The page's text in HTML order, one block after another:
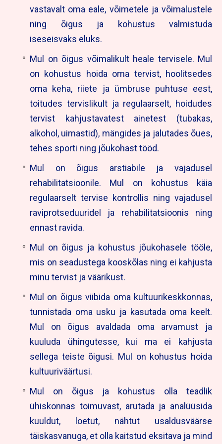
vastavalt oma eale, võimetele ja võimalustele
ning õigus ja kohustus valmistuda
iseseisvaks eluks.
Mul on õigus võimalikult heale tervisele. Mul
on kohustus hoida oma tervist, hoolitsedes
oma keha, riiete ja ümbruse puhtuse eest,
toitudes tervislikult ja regulaarselt, hoidudes
tervist kahjustavatest ainetest (tubakas,
alkohol, uimastid), mängides ja jalutades õues,
tehes sporti ning jõukohast tööd.
Mul on õigus arstiabile ja vajadusel
rehabilitatsioonile. Mul on kohustus käia
regulaarselt tervise kontrollis ning vajadusel
raviprotseduuridel ja rehabilitatsioonis ning
ennast ravida.
Mul on õigus ja kohustus jõukohasele tööle,
mis on seadustega kooskõlas ning ei kahjusta
minu tervist ja väärikust.
Mul on õigus viibida oma kultuurikeskkonnas,
tunnistada oma usku ja kasutada oma keelt.
Mul on õigus avaldada oma arvamust ja
kuuluda ühingutesse, kui ma ei kahjusta
sellega teiste õigusi. Mul on kohustus hoida
kultuuriväärtusi.
Mul on õigus ja kohustus olla teadlik
ühiskonnas toimuvast, arutada ja analüüsida
kuuldut, loetut, nähtut usaldusväärse
täiskasvanuga, et olla kaitstud eksitava ja mind